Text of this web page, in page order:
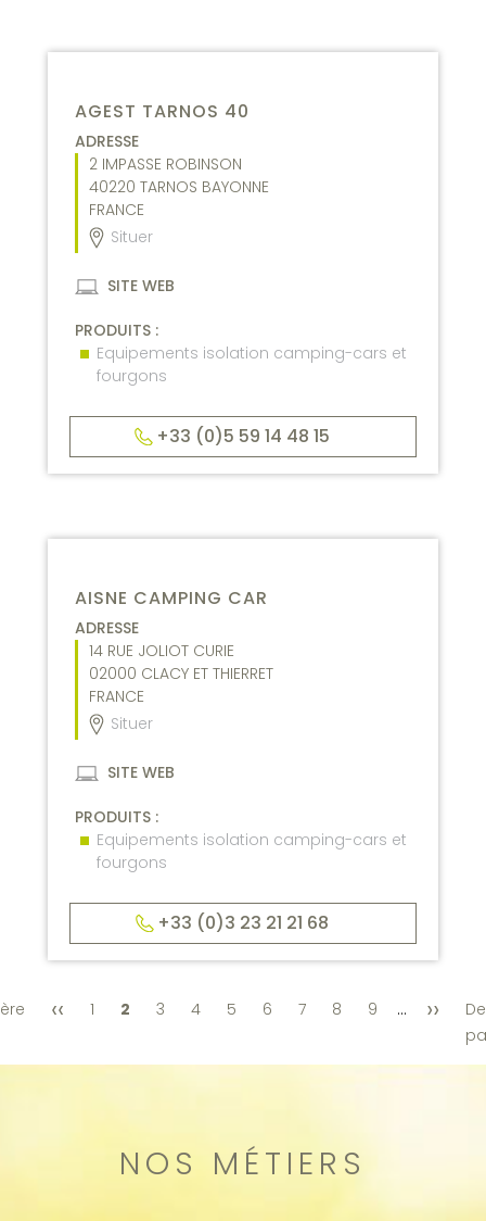
AGEST TARNOS 40
ADRESSE
2 IMPASSE ROBINSON
40220 TARNOS BAYONNE
FRANCE
Situer
SITE WEB
PRODUITS :
Equipements isolation camping-cars et
fourgons
+33 (0)5 59 14 48 15
AISNE CAMPING CAR
ADRESSE
14 RUE JOLIOT CURIE
02000 CLACY ET THIERRET
FRANCE
Situer
SITE WEB
PRODUITS :
Equipements isolation camping-cars et
fourgons
+33 (0)3 23 21 21 68
PAGINATION
Page
‹‹ Page
1
Page
2 Page
3 Page
4 Page
5 Page
6 Page
7 Page
8 Page
9 …
Page
››
NOS MÉTIERS